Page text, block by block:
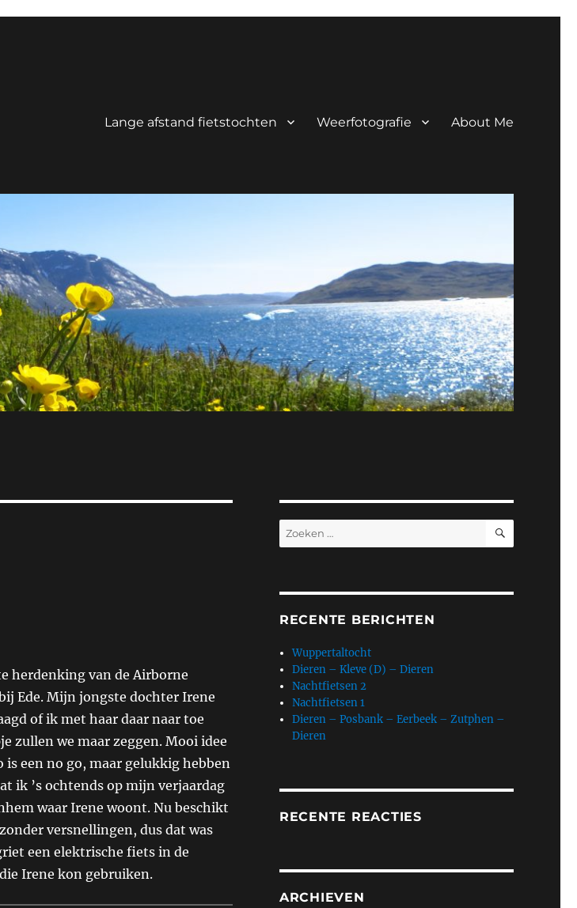
Lange afstand fietstochten Weerfotografie About Me
herdenking van de Airborne
Ede. Mijn jongste dochter Irene
of ik met haar daar naar toe
zullen we maar zeggen. Mooi idee
is een no go, maar gelukkig hebben
ik ’s ochtends op mijn verjaardag
waar Irene woont. Nu beschikt
versnellingen, dus dat was
een elektrische fiets in de
Irene kon gebruiken.
Zoeken
naar:
ZOEKEN
RECENTE BERICHTEN
Wuppertaltocht
Dieren – Kleve (D) – Dieren
Nachtfietsen 2
Nachtfietsen 1
Dieren – Posbank – Eerbeek – Zutphen –
Dieren
RECENTE REACTIES
ARCHIEVEN